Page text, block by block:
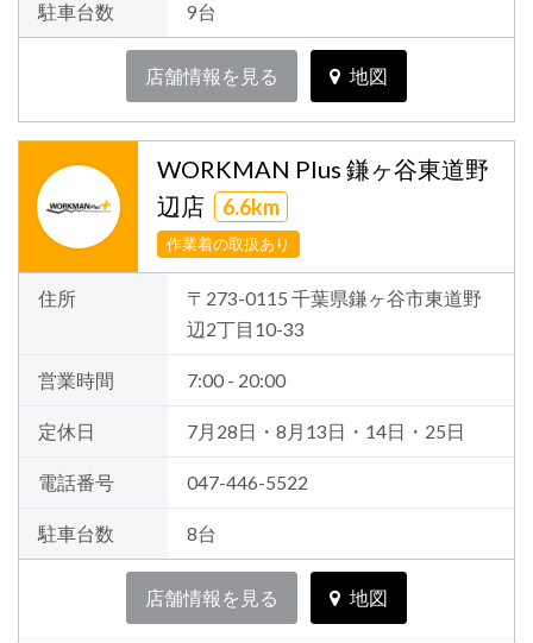
駐車台数 9台
店舗情報を見る 地図
WORKMAN Plus 鎌ヶ谷東道野
辺店
6.6km
作業着の取扱あり
住所
〒273-0115 千葉県鎌ヶ谷市東道野
辺2丁目10-33
営業時間 7:00 - 20:00
定休日 7月28日・8月13日・14日・25日
電話番号 047-446-5522
駐車台数 8台
店舗情報を見る 地図